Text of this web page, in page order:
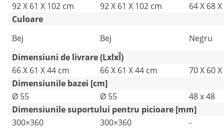
92 X 61 X 102 cm
92 X 61 X 102 cm
64 X 68
Culoare
Bej
Bej
Negru
Dimensiuni de livrare (LxlxÎ)
66 X 61 X 44 cm
66 X 61 X 44 cm
70 X 60
Dimensiunile bazei [cm]
Ø 55
Ø 55
48 x 48
Dimensiunile suportului pentru picioare [mm]
300×360
300×360
-